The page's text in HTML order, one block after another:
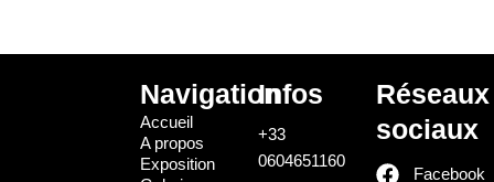
Navigation
Accueil
A propos
Exposition
Infos
+33
0604651160
Réseaux
sociaux
Facebook